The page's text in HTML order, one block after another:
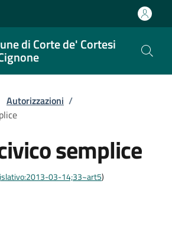
di Corte de' Cortesi
Autorizzazioni /
semplice
03-14;33~art5)